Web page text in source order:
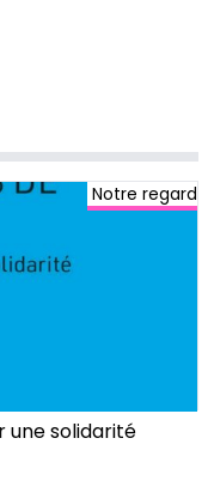
Notre regard
une solidarité